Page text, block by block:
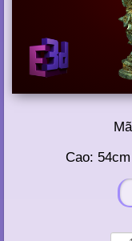
Cao: